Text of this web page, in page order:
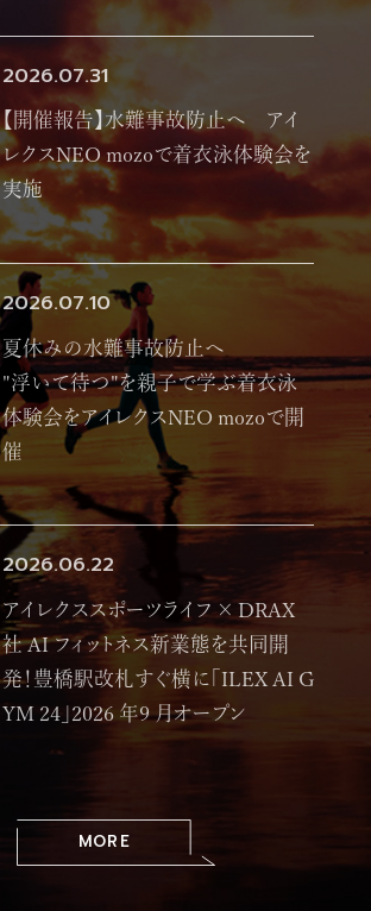
2026.07.31
【開催報告】水難事故防止へ アイ
レクスNEO mozoで着衣泳体験会を
実施
2026.07.10
夏休みの水難事故防止へ
"浮いて待つ"を親子で学ぶ着衣泳
体験会をアイレクスNEO mozoで開
催
2026.06.22
アイレクススポーツライフ × DRAX
社 AI フィットネス新業態を共同開
発！豊橋駅改札すぐ横に「ILEX AI G
YM 24」2026 年9 月オープン
MORE